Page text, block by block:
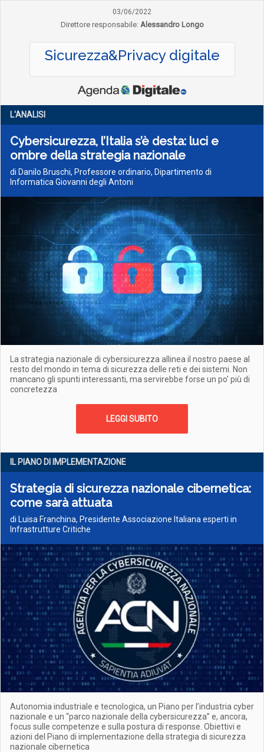
03/06/2022
Direttore responsabile: Alessandro Longo
Sicurezza&Privacy digitale
L'ANALISI
Cybersicurezza, l’Italia s’è desta: luci e
ombre della strategia nazionale
di Danilo Bruschi, Professore ordinario, Dipartimento di
Informatica Giovanni degli Antoni
La strategia nazionale di cybersicurezza allinea il nostro paese al
resto del mondo in tema di sicurezza delle reti e dei sistemi. Non
mancano gli spunti interessanti, ma servirebbe forse un po' più di
concretezza
LEGGI SUBITO
IL PIANO DI IMPLEMENTAZIONE
Strategia di sicurezza nazionale cibernetica:
come sarà attuata
di Luisa Franchina, Presidente Associazione Italiana esperti in
Infrastrutture Critiche
Autonomia industriale e tecnologica, un Piano per l’industria cyber
nazionale e un “parco nazionale della cybersicurezza” e, ancora,
focus sulle competenze e sulla postura di response. Obiettivi e
azioni del Piano di implementazione della strategia di sicurezza
nazionale cibernetica